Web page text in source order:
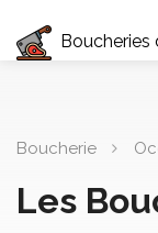
Boucheries
Boucherie
Les